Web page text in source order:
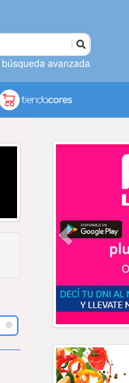
búsqueda avanzada